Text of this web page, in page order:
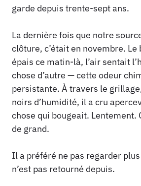
garde depuis trente-sept ans.
La dernière fois que notre
clôture, c’était en novembre.
épais ce matin-là, l’air sentait
chose d’autre — cette odeur
persistante. À travers le
noirs d’humidité, il a cru
chose qui bougeait. Lentement.
de grand.
Il a préféré ne pas regarder
n’est pas retourné depuis.